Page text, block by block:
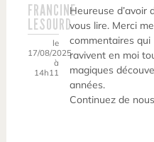
FRANCINE
LESOURD
le
17/08/2025
à
14h11
Heureuse d’avoir
vous lire. Merci
commentaires qui
ravivent en moi
magiques
années.
Continuez de